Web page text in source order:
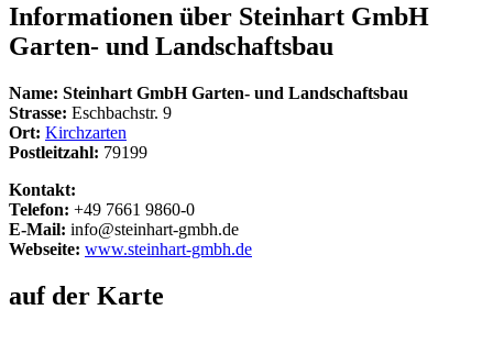
Informationen über Steinhart GmbH
Garten- und Landschaftsbau
Name: Steinhart GmbH Garten- und Landschaftsbau
Strasse: Eschbachstr. 9
Ort: Kirchzarten
Postleitzahl: 79199
Kontakt:
Telefon: +49 7661 9860-0
E-Mail: info@steinhart-gmbh.de
Webseite: www.steinhart-gmbh.de
auf der Karte